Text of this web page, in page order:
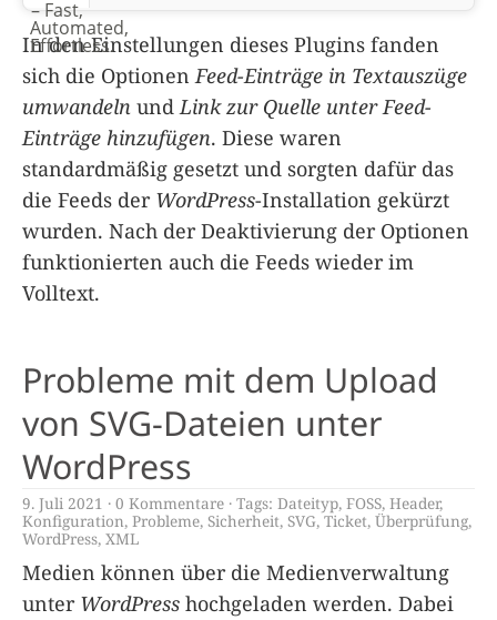
In den Einstellungen dieses Plugins fanden
sich die OptionenFeed-Einträge in Textauszüge
umwandeln undLink zur Quelle unter Feed-
Einträge hinzufügen. Diese waren
standardmäßig gesetzt und sorgten dafür das
die Feeds der WordPress-Installation gekürzt
wurden. Nach der Deaktivierung der Optionen
funktionierten auch die Feeds wieder im
Volltext.
Probleme mit dem Upload
von SVG-Dateien unter
WordPress
9. Juli 2021 0 Kommentare Tags: Dateityp, FOSS, Header,
Konfiguration, Probleme, Sicherheit, SVG,Ticket, Überprüfung,
WordPress, XML
Medien können über die Medienverwaltung
unter WordPress hochgeladen werden. Dabei